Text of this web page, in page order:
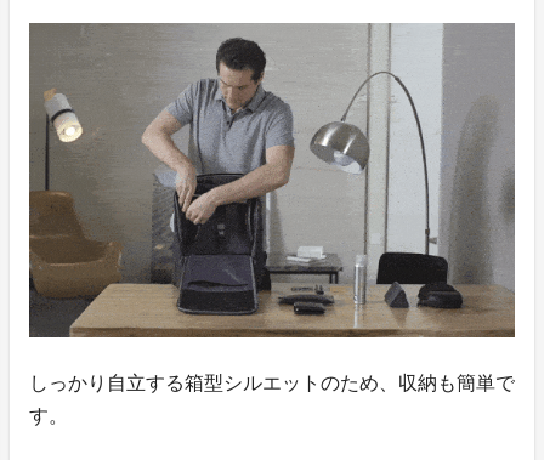
しっかり自立する箱型シルエットのため、収納も簡単で
す。